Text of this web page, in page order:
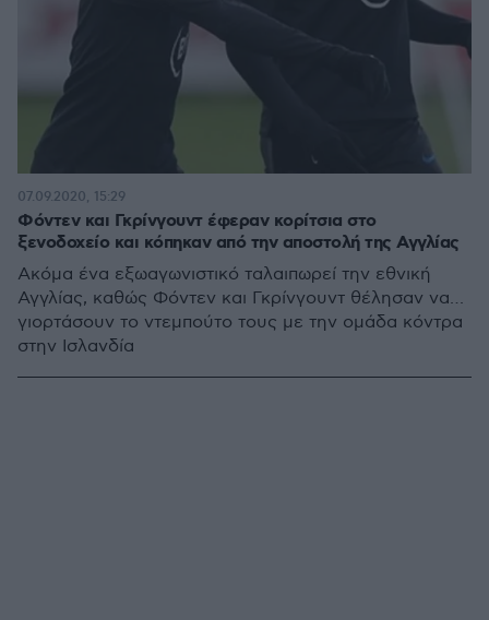
Φόντεν και Γκρίνγουντ έφεραν κορίτσια στο
ξενοδοχείο και κόπηκαν από την αποστολή της Αγγλίας
Ακόμα ένα εξωαγωνιστικό ταλαιπωρεί την εθνική
Αγγλίας, καθώς Φόντεν και Γκρίνγουντ θέλησαν να…
γιορτάσουν το ντεμπούτο τους με την ομάδα κόντρα
στην Ισλανδία
07.09.2020, 15:29